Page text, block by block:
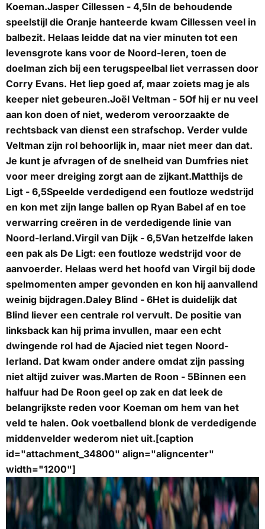
Koeman.Jasper Cillessen - 4,5In de behoudende
speelstijl die Oranje hanteerde kwam Cillessen veel in
balbezit. Helaas leidde dat na vier minuten tot een
levensgrote kans voor de Noord-Ieren, toen de
doelman zich bij een terugspeelbal liet verrassen door
Corry Evans. Het liep goed af, maar zoiets mag je als
keeper niet gebeuren.Joël Veltman - 5Of hij er nu veel
aan kon doen of niet, wederom veroorzaakte de
rechtsback van dienst een strafschop. Verder vulde
Veltman zijn rol behoorlijk in, maar niet meer dan dat.
Je kunt je afvragen of de snelheid van Dumfries niet
voor meer dreiging zorgt aan de zijkant.Matthijs de
Ligt - 6,5Speelde verdedigend een foutloze wedstrijd
en kon met zijn lange ballen op Ryan Babel af en toe
verwarring creëren in de verdedigende linie van
Noord-Ierland.Virgil van Dijk - 6,5Van hetzelfde laken
een pak als De Ligt: een foutloze wedstrijd voor de
aanvoerder. Helaas werd het hoofd van Virgil bij dode
spelmomenten amper gevonden en kon hij aanvallend
weinig bijdragen.Daley Blind - 6Het is duidelijk dat
Blind liever een centrale rol vervult. De positie van
linksback kan hij prima invullen, maar een echt
dwingende rol had de Ajacied niet tegen Noord-
Ierland. Dat kwam onder andere omdat zijn passing
niet altijd zuiver was.Marten de Roon - 5Binnen een
halfuur had De Roon geel op zak en dat leek de
belangrijkste reden voor Koeman om hem van het
veld te halen. Ook voetballend blonk de verdedigende
middenvelder wederom niet uit.[caption
id="attachment_34800" align="aligncenter"
width="1200"]